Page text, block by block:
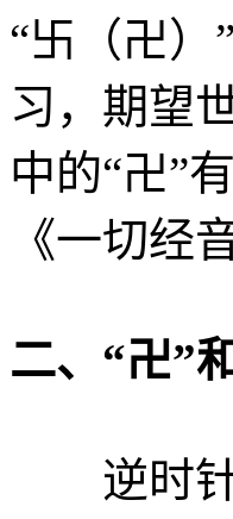
“卐（卍
习，期望
中的“卍”
《一切经
二、“卍”
逆时针